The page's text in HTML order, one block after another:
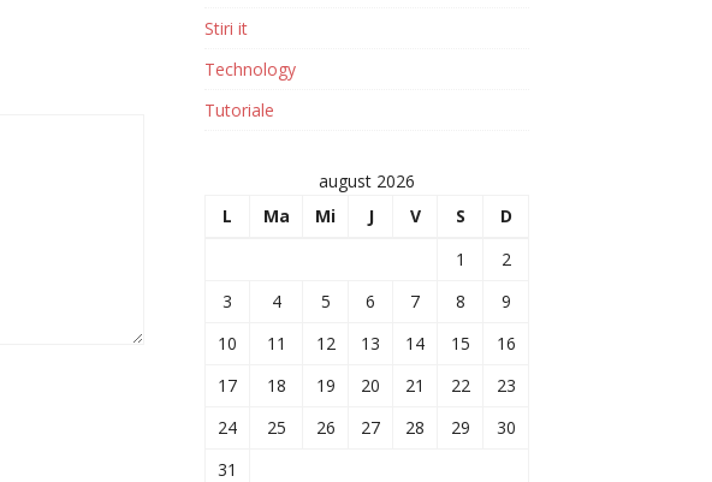
Stiri it
Technology
Tutoriale
august 2026
L
Ma Mi J V S
D
1
2
3
4 5 6 7 8
9
10
11 12 13 14 15
16
17
18 19 20 21 22
23
24
25 26 27 28 29
30
31